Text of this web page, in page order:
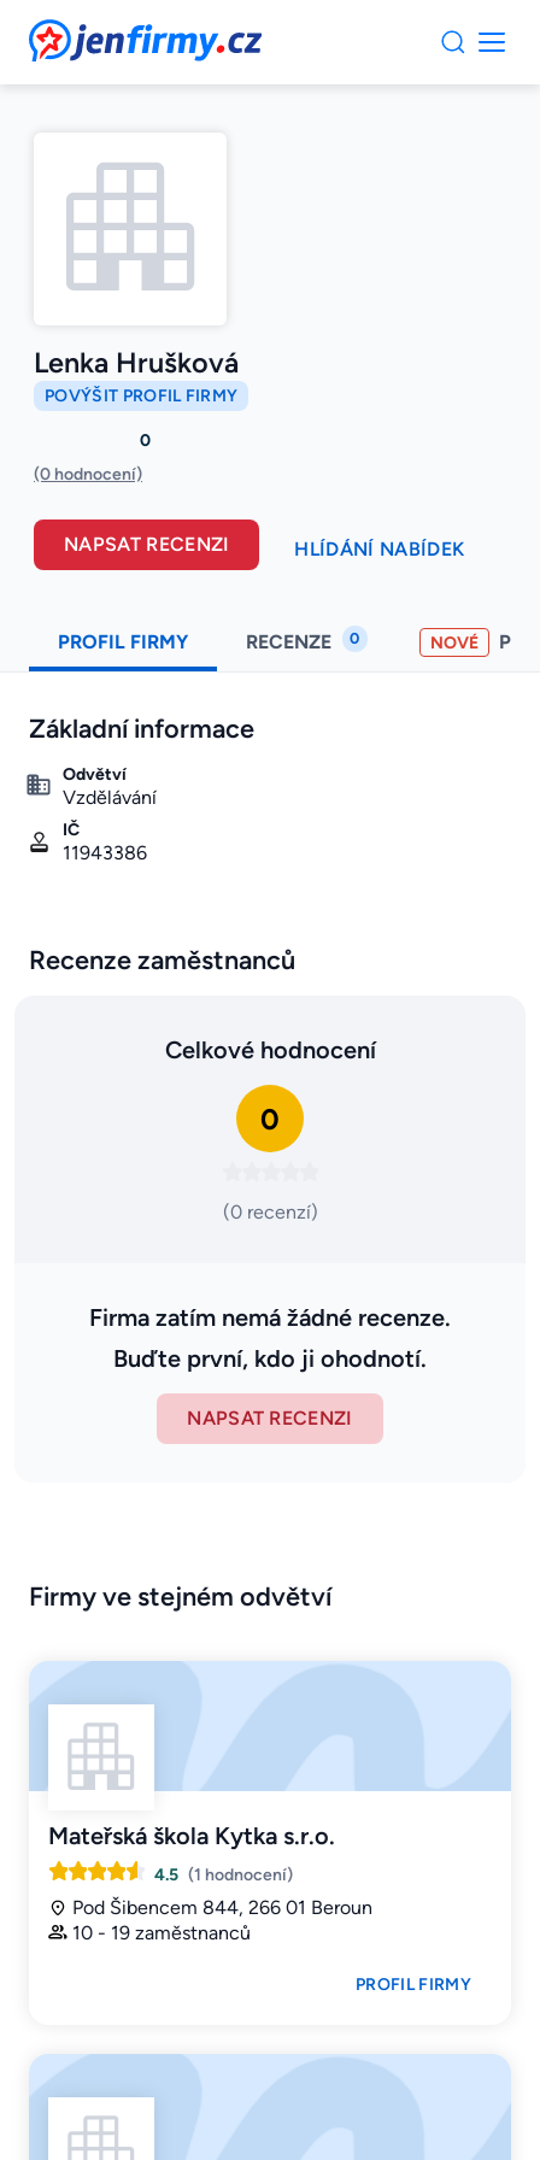
JenFirmy.cz
Lenka Hrušková
POVÝŠIT PROFIL FIRMY
0
(0 hodnocení)
NAPSAT RECENZI HLÍDÁNÍ NABÍDEK
PROFIL FIRMY RECENZE 0 NOVÉ
Základní informace
Odvětví
Vzdělávání
IČ
11943386
Recenze zaměstnanců
Celkové hodnocení
0
(0 recenzí)
Firma zatím nemá žádné recenze.
Buďte první, kdo ji ohodnotí.
NAPSAT RECENZI
Firmy ve stejném odvětví
Mateřská škola Kytka s.r.o.
4.5 (1 hodnocení)
Pod Šibencem 844, 266 01 Beroun
10 - 19 zaměstnanců
PROFIL FIRMY